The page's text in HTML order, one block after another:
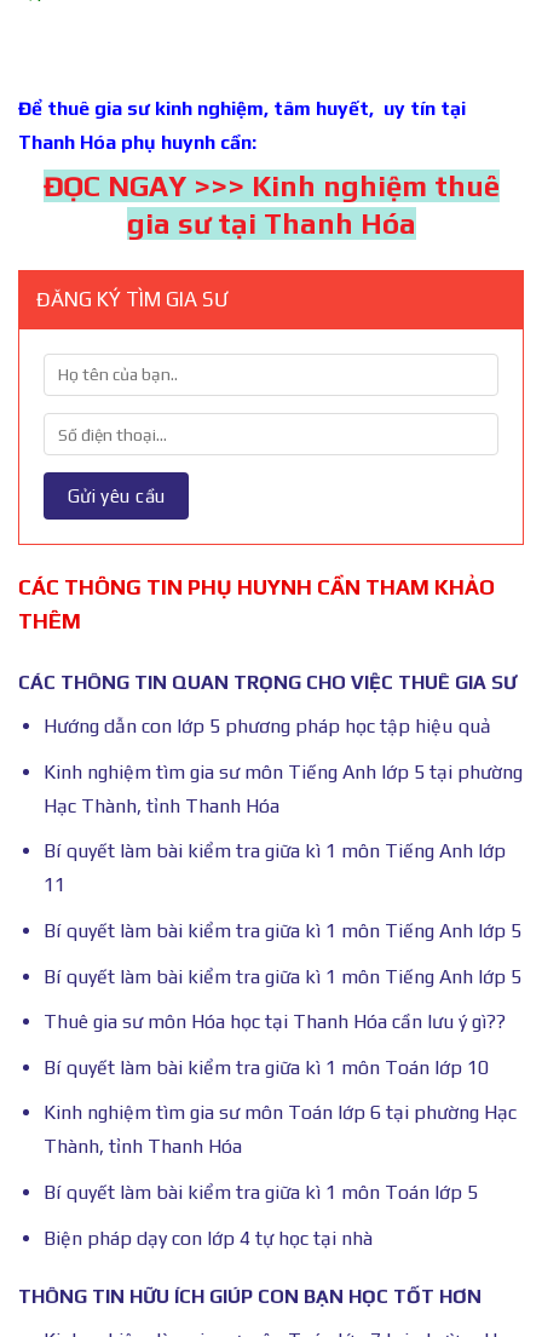
Để thuê gia sư kinh nghiệm, tâm huyết, uy tín tại
Thanh Hóa phụ huynh cần:
ĐỌC NGAY >>> Kinh nghiệm thuê
gia sư tại Thanh Hóa
ĐĂNG KÝ TÌM GIA SƯ
CÁC THÔNG TIN PHỤ HUYNH CẦN THAM KHẢO
THÊM
CÁC THÔNG TIN QUAN TRỌNG CHO VIỆC THUÊ GIA SƯ
Hướng dẫn con lớp 5 phương pháp học tập hiệu quả
Kinh nghiệm tìm gia sư môn Tiếng Anh lớp 5 tại phường
Hạc Thành, tỉnh Thanh Hóa
Bí quyết làm bài kiểm tra giữa kì 1 môn Tiếng Anh lớp
11
Bí quyết làm bài kiểm tra giữa kì 1 môn Tiếng Anh lớp 5
Bí quyết làm bài kiểm tra giữa kì 1 môn Tiếng Anh lớp 5
Thuê gia sư môn Hóa học tại Thanh Hóa cần lưu ý gì??
Bí quyết làm bài kiểm tra giữa kì 1 môn Toán lớp 10
Kinh nghiệm tìm gia sư môn Toán lớp 6 tại phường Hạc
Thành, tỉnh Thanh Hóa
Bí quyết làm bài kiểm tra giữa kì 1 môn Toán lớp 5
Biện pháp dạy con lớp 4 tự học tại nhà
THÔNG TIN HỮU ÍCH GIÚP CON BẠN HỌC TỐT HƠN